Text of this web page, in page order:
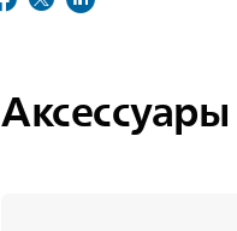
Аксессуары